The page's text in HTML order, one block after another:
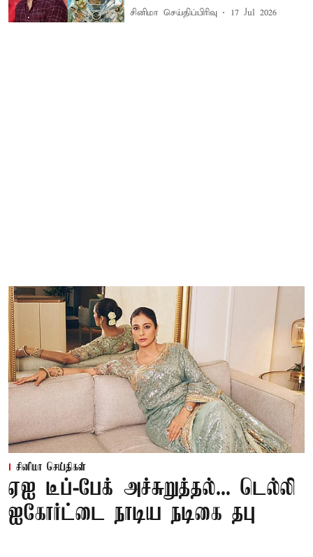
சினிமா செய்திப்பிரிவு 17 Jul 2026
சினிமா செய்திகள்
ஏஐ டீப்-பேக் அச்சுறுத்தல்... டெல்லி
ஐகோர்ட்டை நாடிய நடிகை தபு